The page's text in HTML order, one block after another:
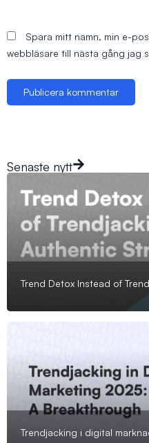
Spara mitt namn, min e-
webbläsare till nästa gång jag
Senaste nytt
Trend Detox Instead of
Trendjacking i digital